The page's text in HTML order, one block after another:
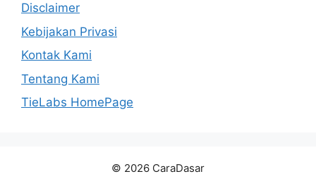
Disclaimer
Kebijakan Privasi
Kontak Kami
Tentang Kami
TieLabs HomePage
© 2026 CaraDasar